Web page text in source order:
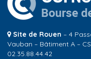
Site de Rouen – 4
Vauban – Bâtiment A – CS
02.35.88.44.42